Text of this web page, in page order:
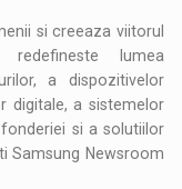
si creeaza viitorul
lumea
a dispozitivelor
digitale, a sistemelor
si a solutiilor
Samsung Newsroom